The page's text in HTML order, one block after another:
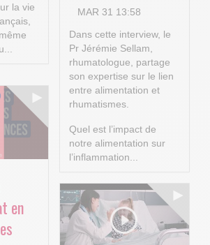
la vie
MAR 31 13:58
Dans cette interview, le
Pr Jérémie Sellam,
rhumatologue, partage
son expertise sur le lien
entre alimentation et
rhumatismes.
Quel est l’impact de
notre alimentation sur
l’inflammation...
en